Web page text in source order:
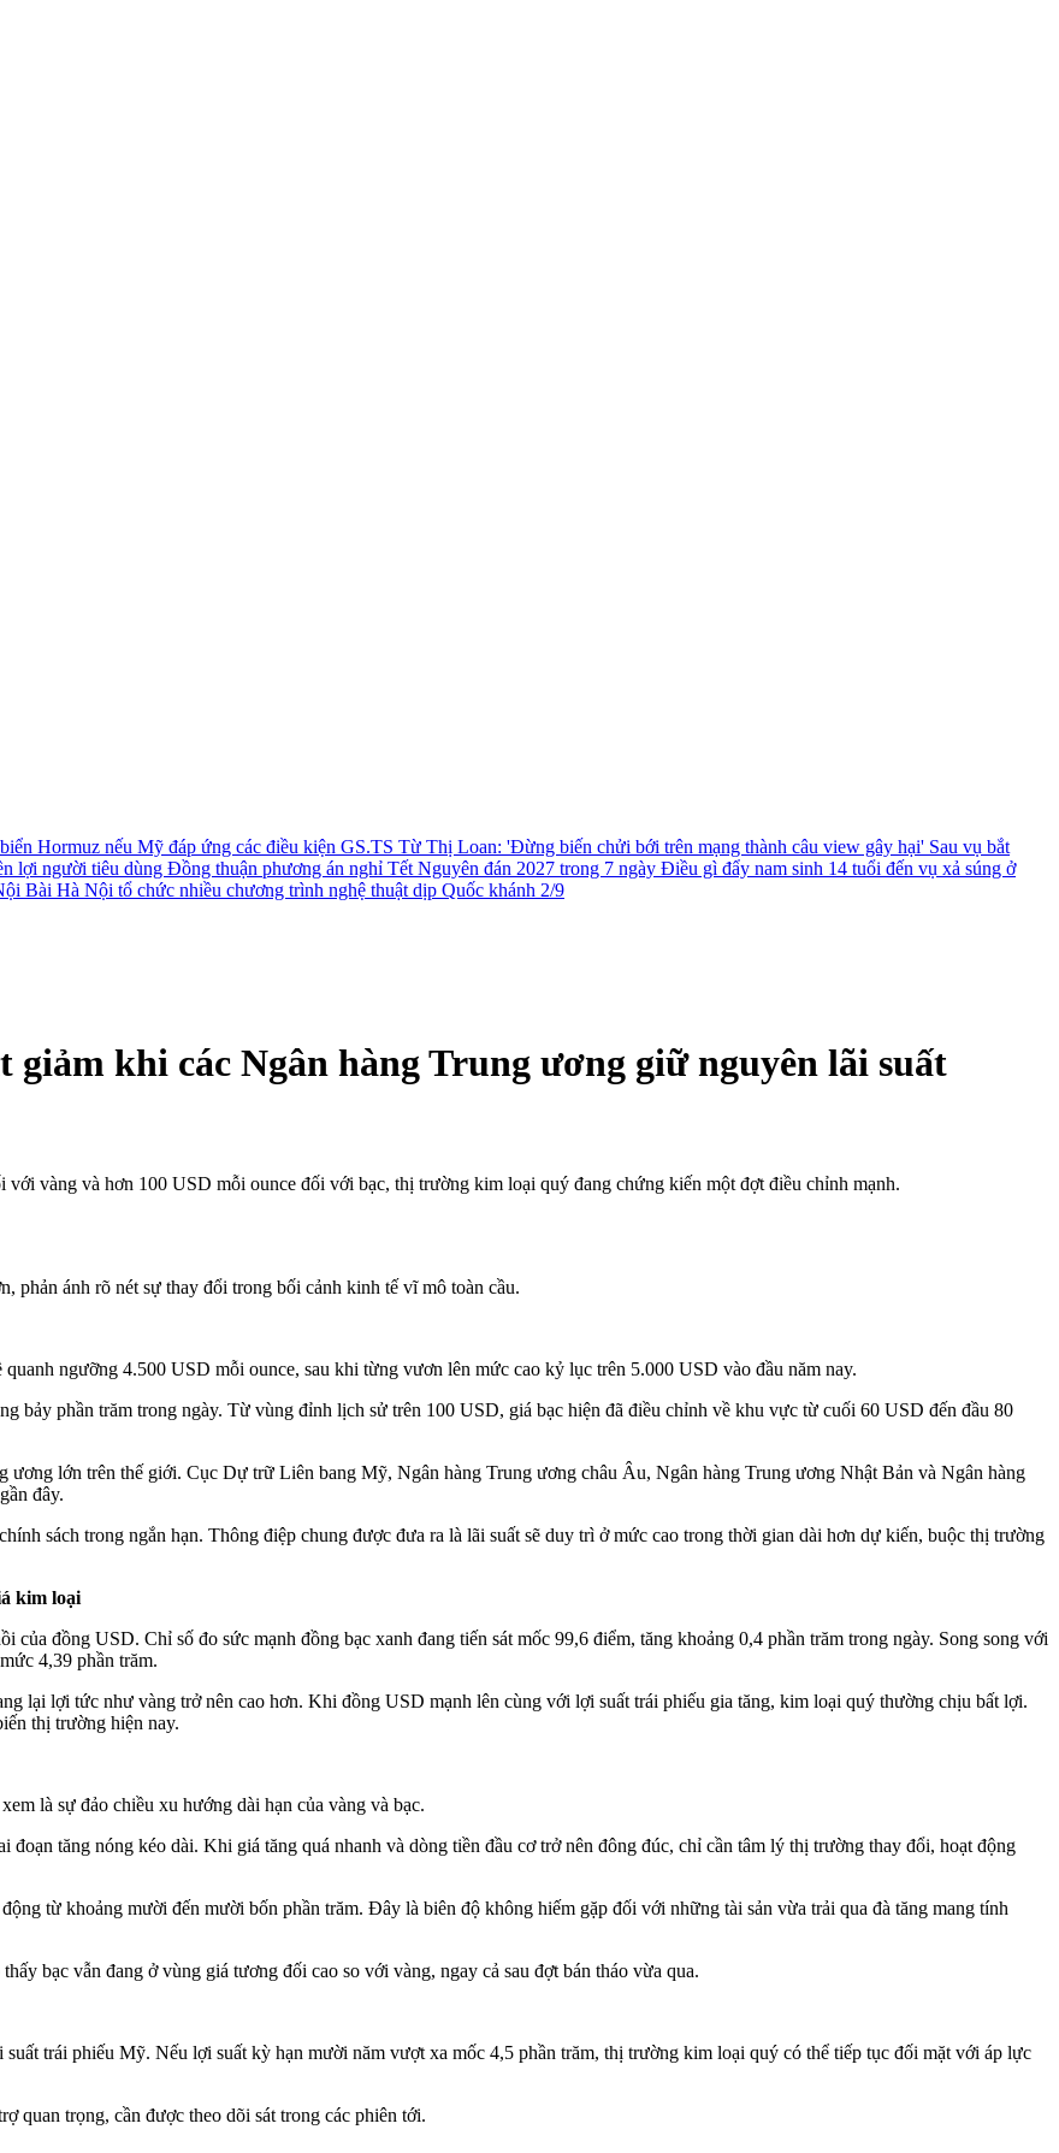
Hormuz nếu Mỹ đáp ứng các điều kiện GS.TS Từ Thị Loan: 'Đừng biến chửi bới trên mạng thành câu view gây hại' Sau vụ bắt
lợi người tiêu dùng Đồng thuận phương án nghỉ Tết Nguyên đán 2027 trong 7 ngày Điều gì đẩy nam sinh 14 tuổi đến vụ xả súng ở
Bài Hà Nội tổ chức nhiều chương trình nghệ thuật dịp Quốc khánh 2/9
giảm khi các Ngân hàng Trung ương giữ nguyên lãi suất
vàng và hơn 100 USD mỗi ounce đối với bạc, thị trường kim loại quý đang chứng kiến một đợt điều chỉnh mạnh.
phản ánh rõ nét sự thay đổi trong bối cảnh kinh tế vĩ mô toàn cầu.
ngưỡng 4.500 USD mỗi ounce, sau khi từng vươn lên mức cao kỷ lục trên 5.000 USD vào đầu năm nay.
bảy phần trăm trong ngày. Từ vùng đỉnh lịch sử trên 100 USD, giá bạc hiện đã điều chỉnh về khu vực từ cuối 60 USD đến đầu 80
ương lớn trên thế giới. Cục Dự trữ Liên bang Mỹ, Ngân hàng Trung ương châu Âu, Ngân hàng Trung ương Nhật Bản và Ngân hàng
đây.
sách trong ngắn hạn. Thông điệp chung được đưa ra là lãi suất sẽ duy trì ở mức cao trong thời gian dài hơn dự kiến, buộc thị trường
kim loại
đồng USD. Chỉ số đo sức mạnh đồng bạc xanh đang tiến sát mốc 99,6 điểm, tăng khoảng 0,4 phần trăm trong ngày. Song song với
4,39 phần trăm.
lại lợi tức như vàng trở nên cao hơn. Khi đồng USD mạnh lên cùng với lợi suất trái phiếu gia tăng, kim loại quý thường chịu bất lợi.
thị trường hiện nay.
là sự đảo chiều xu hướng dài hạn của vàng và bạc.
tăng nóng kéo dài. Khi giá tăng quá nhanh và dòng tiền đầu cơ trở nên đông đúc, chỉ cần tâm lý thị trường thay đổi, hoạt động
từ khoảng mười đến mười bốn phần trăm. Đây là biên độ không hiếm gặp đối với những tài sản vừa trải qua đà tăng mang tính
bạc vẫn đang ở vùng giá tương đối cao so với vàng, ngay cả sau đợt bán tháo vừa qua.
trái phiếu Mỹ. Nếu lợi suất kỳ hạn mười năm vượt xa mốc 4,5 phần trăm, thị trường kim loại quý có thể tiếp tục đối mặt với áp lực
quan trọng, cần được theo dõi sát trong các phiên tới.